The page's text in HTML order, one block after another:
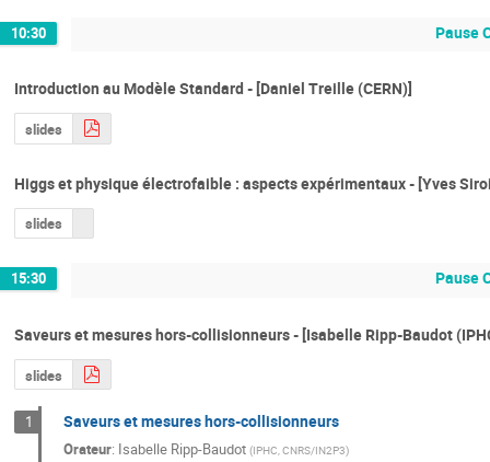
10:30 Pause
Introduction au Modèle Standard - [Daniel Treille (CERN)]
slides
Higgs et physique électrofaible : aspects expérimentaux - [Yves
slides
15:30 Pause
Saveurs et mesures hors-collisionneurs - [Isabelle Ripp-Baudot
slides
1 Saveurs et mesures hors-collisionneurs
Orateur: Isabelle Ripp-Baudot (IPHC, CNRS/IN2P3)